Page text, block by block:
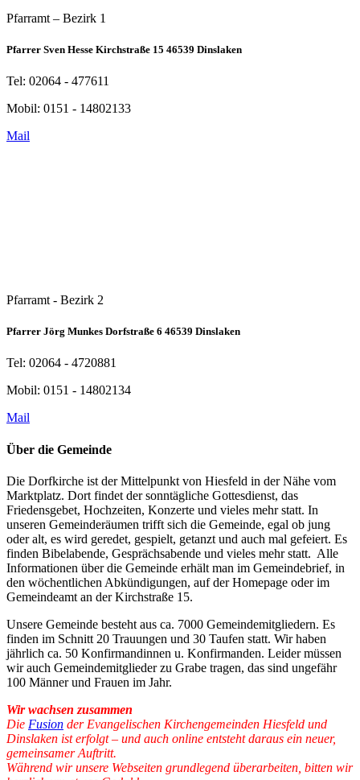
Pfarramt – Bezirk 1
Pfarrer Sven Hesse Kirchstraße 15 46539 Dinslaken
Tel: 02064 - 477611
Mobil: 0151 - 14802133
Mail
Pfarramt - Bezirk 2
Pfarrer Jörg Munkes Dorfstraße 6 46539 Dinslaken
Tel: 02064 - 4720881
Mobil: 0151 - 14802134
Mail
Über die Gemeinde
Die Dorfkirche ist der Mittelpunkt von Hiesfeld in der Nähe vom
Marktplatz. Dort findet der sonntägliche Gottesdienst, das
Friedensgebet, Hochzeiten, Konzerte und vieles mehr statt. In
unseren Gemeinderäumen trifft sich die Gemeinde, egal ob jung
oder alt, es wird geredet, gespielt, getanzt und auch mal gefeiert. Es
finden Bibelabende, Gesprächsabende und vieles mehr statt. Alle
Informationen über die Gemeinde erhält man im Gemeindebrief, in
den wöchentlichen Abkündigungen, auf der Homepage oder im
Gemeindeamt an der Kirchstraße 15.
Unsere Gemeinde besteht aus ca. 7000 Gemeindemitgliedern. Es
finden im Schnitt 20 Trauungen und 30 Taufen statt. Wir haben
jährlich ca. 50 Konfirmandinnen u. Konfirmanden. Leider müssen
wir auch Gemeindemitglieder zu Grabe tragen, das sind ungefähr
100 Männer und Frauen im Jahr.
Wir wachsen zusammen
Die Fusion der Evangelischen Kirchengemeinden Hiesfeld und
Dinslaken ist erfolgt – und auch online entsteht daraus ein neuer,
gemeinsamer Auftritt.
Während wir unsere Webseiten grundlegend überarbeiten, bitten wir